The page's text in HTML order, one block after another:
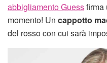
abbigliamento Guessfirma
momento! Un cappotto
del rosso con cui sarà